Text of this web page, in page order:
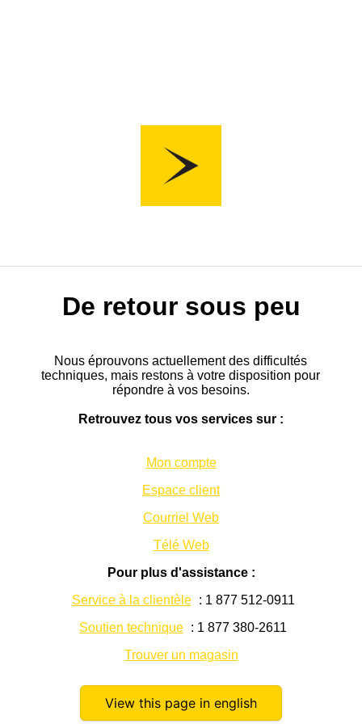
De retour sous peu
Nous éprouvons actuellement des difficultés
techniques, mais restons à votre disposition pour
répondre à vos besoins.
Retrouvez tous vos services sur :
Mon compte
Espace client
Courriel Web
Télé Web
Pour plus d'assistance :
Service à la clientèle
: 1 877 512-0911
Soutien technique : 1 877 380-2611
Trouver un magasin
View this page in english